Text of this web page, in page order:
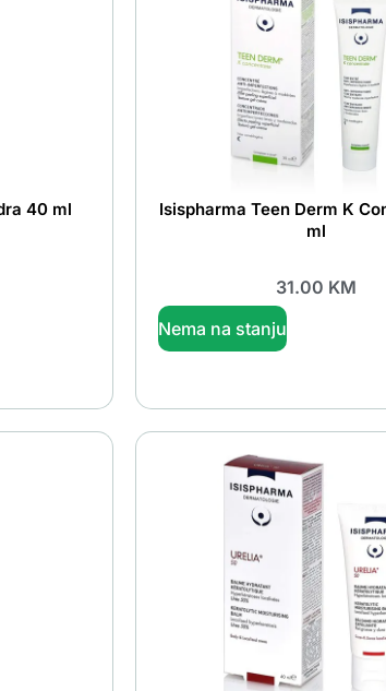
40 ml
Isispharma Teen Derm K
ml
31.00 KM
Nema na stanju